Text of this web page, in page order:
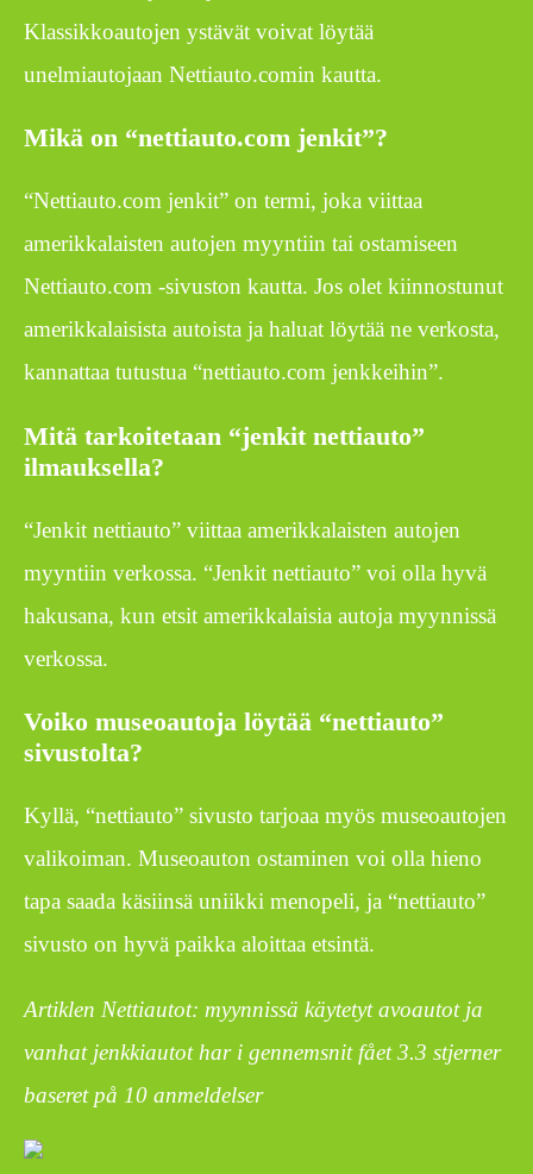
Klassikkoautojen ystävät voivat löytää
unelmiautojaan Nettiauto.comin kautta.
Mikä on “nettiauto.com jenkit”?
“Nettiauto.com jenkit” on termi, joka viittaa
amerikkalaisten autojen myyntiin tai ostamiseen
Nettiauto.com -sivuston kautta. Jos olet kiinnostunut
amerikkalaisista autoista ja haluat löytää ne verkosta,
kannattaa tutustua “nettiauto.com jenkkeihin”.
Mitä tarkoitetaan “jenkit nettiauto”
ilmauksella?
“Jenkit nettiauto” viittaa amerikkalaisten autojen
myyntiin verkossa. “Jenkit nettiauto” voi olla hyvä
hakusana, kun etsit amerikkalaisia autoja myynnissä
verkossa.
Voiko museoautoja löytää “nettiauto”
sivustolta?
Kyllä, “nettiauto” sivusto tarjoaa myös museoautojen
valikoiman. Museoauton ostaminen voi olla hieno
tapa saada käsiinsä uniikki menopeli, ja “nettiauto”
sivusto on hyvä paikka aloittaa etsintä.
Artiklen Nettiautot: myynnissä käytetyt avoautot ja
vanhat jenkkiautot har i gennemsnit fået3.3 stjerner
baseret på 10 anmeldelser